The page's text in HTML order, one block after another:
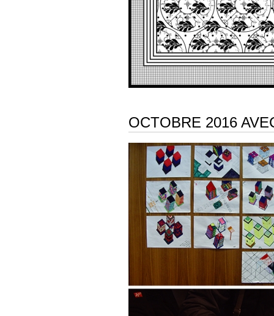
OCTOBRE 2016